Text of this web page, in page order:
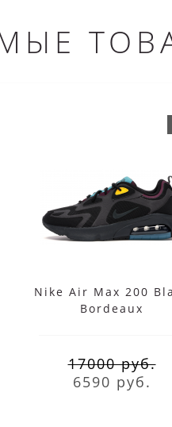
Nike Air Max 200
Bordeaux
17000 руб.
6590 руб.